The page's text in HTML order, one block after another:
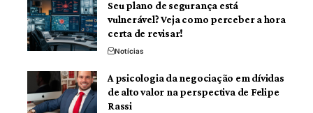
Seu plano de segurança está
vulnerável? Veja como perceber a hora
certa de revisar!
Notícias
A psicologia da negociação em dívidas
de alto valor na perspectiva de Felipe
Rassi